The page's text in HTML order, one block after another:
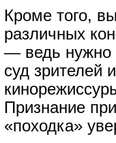
Кроме того,
различных
— ведь нужно
суд зрителей
Признание
«походка»